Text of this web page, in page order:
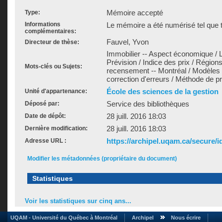
Type: Mémoire accepté
Informations
complémentaires:
Le mémoire a été numérisé tel que
Directeur de thèse: Fauvel, Yvon
Mots-clés ou Sujets:
Immobilier -- Aspect économique /
Prévision / Indice des prix /
recensement -- Montréal /
correction d'erreurs / Méthode de
Unité d'appartenance: École des sciences de la gestion
Déposé par: Service des bibliothèques
Date de dépôt: 28 juill. 2016 18:03
Dernière modification: 28 juill. 2016 18:03
Adresse URL : https://archipel.uqam.ca/secure/
Modifier les métadonnées (propriétaire du document)
Statistiques
Voir les statistiques sur cinq ans...
UQAM - Université du Québec à Montréal Archipel Nous écrire